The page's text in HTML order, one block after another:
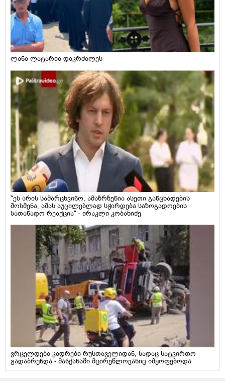
ლანა ლატარია დაკრძალეს
"ეს არის სამარცხვინო, ამაზრზენია ასეთი განცხადების
მოსმენა, ამას აუცილებლად სჭირდება საზოგადოების
სათანადო რეაქცია" - ირაკლი კობახიძე
ვრცელდება კადრები რუსთაველიდან, სადაც სატვირთო
გადაბრუნდა - მანქანაში მცირეწლოვანიც იმყოფებოდა